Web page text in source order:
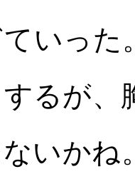
いった
るが
いかね